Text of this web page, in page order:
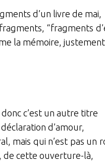
d’un livre de mai,
“fragments
la mémoire,
c’est un autre titre
d’amour,
mais qui n’est pas un
de cette ouverture-là,